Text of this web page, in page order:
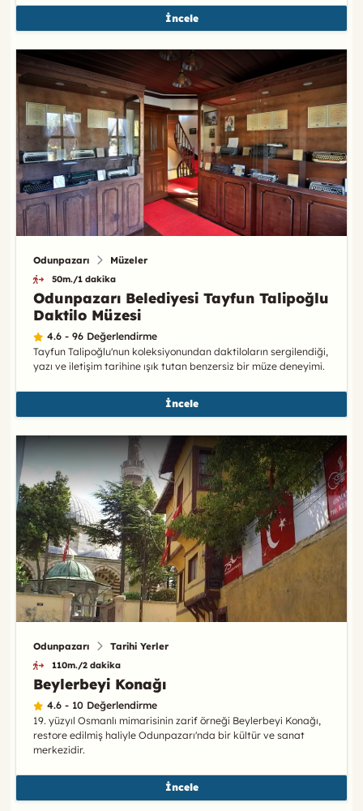
İncele
Odunpazarı Müzeler
50m./1 dakika
Odunpazarı Belediyesi Tayfun Talipoğlu
Daktilo Müzesi
4.6 - 96 Değerlendirme
Tayfun Talipoğlu'nun koleksiyonundan daktiloların sergilendiği,
yazı ve iletişim tarihine ışık tutan benzersiz bir müze deneyimi.
İncele
Odunpazarı Tarihi Yerler
110m./2 dakika
Beylerbeyi Konağı
4.6 - 10 Değerlendirme
19. yüzyıl Osmanlı mimarisinin zarif örneği Beylerbeyi Konağı,
restore edilmiş haliyle Odunpazarı'nda bir kültür ve sanat
merkezidir.
İncele